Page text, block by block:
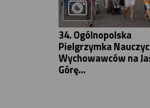
34. Ogólnopolska
Pielgrzymka
Wychowawców na
Górę...